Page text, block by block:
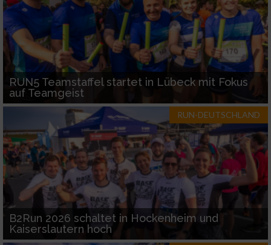
RUN5 Teamstaffel startet in Lübeck mit Fokus
auf Teamgeist
RUN-DEUTSCHLAND
B2Run 2026 schaltet in Hockenheim und
Kaiserslautern hoch